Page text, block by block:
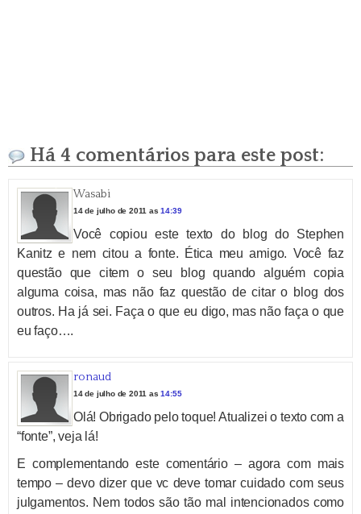
Há 4 comentários para este post:
Wasabi
14 de julho de 2011 as14:39
Você copiou este texto do blog do Stephen
Kanitz e nem citou a fonte. Ética meu amigo. Você faz
questão que citem o seu blog quando alguém copia
alguma coisa, mas não faz questão de citar o blog dos
outros. Ha já sei. Faça o que eu digo, mas não faça o que
eu faço….
ronaud
14 de julho de 2011 as14:55
Olá! Obrigado pelo toque! Atualizei o texto com a
“fonte”, veja lá!
E complementando este comentário – agora com mais
tempo – devo dizer que vc deve tomar cuidado com seus
julgamentos. Nem todos são tão mal intencionados como